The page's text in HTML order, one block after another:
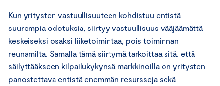
Kun yritysten vastuullisuuteen kohdistuu entistä
suurempia odotuksia, siirtyy vastuullisuus vääjäämättä
keskeiseksi osaksi liiketoimintaa, pois toiminnan
reunamilta. Samalla tämä siirtymä tarkoittaa sitä, että
säilyttääkseen kilpailukykynsä markkinoilla on yritysten
panostettava entistä enemmän resursseja sekä